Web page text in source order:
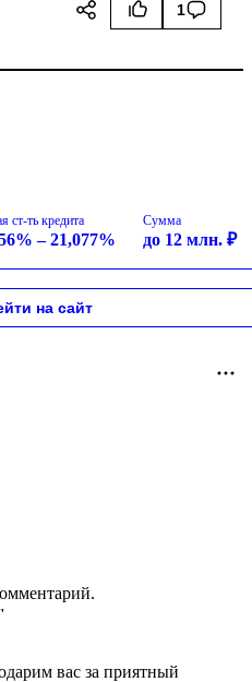
1
ст-ть кредита
– 21,077%
Сумма
до 12 млн. ₽
на сайт
вас за приятный